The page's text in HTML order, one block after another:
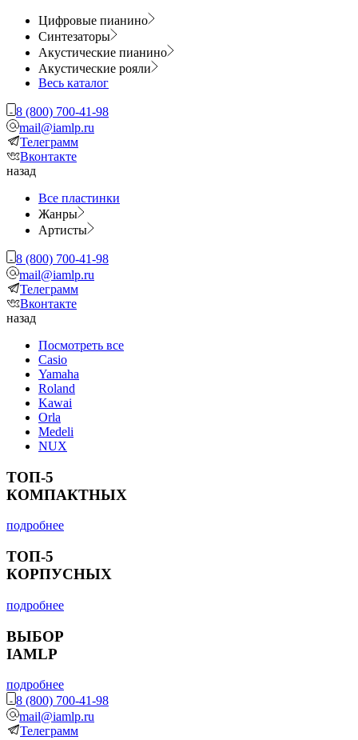
Цифровые пианино
Синтезаторы
Акустические пианино
Акустические рояли
Весь каталог
8 (800) 700-41-98
mail@iamlp.ru
Телеграмм
Вконтакте
назад
Все пластинки
Жанры
Артисты
8 (800) 700-41-98
mail@iamlp.ru
Телеграмм
Вконтакте
назад
Посмотреть все
Casio
Yamaha
Roland
Kawai
Orla
Medeli
NUX
ТОП-5
КОМПАКТНЫХ
подробнее
ТОП-5
КОРПУСНЫХ
подробнее
ВЫБОР
IAMLP
подробнее
8 (800) 700-41-98
mail@iamlp.ru
Телеграмм